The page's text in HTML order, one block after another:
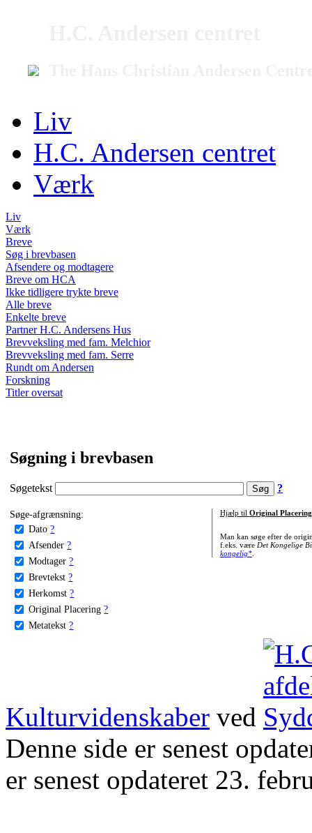
Liv
H.C. Andersen centret
Værk
Liv
Værk
Breve
Søg i brevbasen
Afsendere og modtagere
Breve om HCA
Ikke tidligere trykte breve
Alle breve
Enkelte breve
Partner H.C. Andersens Hus
Brevveksling med fam. Melchior
Brevveksling med fam. Serre
Rundt om Andersen
Forskning
Titler oversat
Søgning i brevbasen
Søgetekst ?
Søge-afgrænsning:
Dato ?
Afsender ?
Modtager ?
Brevtekst ?
Herkomst ?
Original Placering ?
Metatekst ?
Hjælp til Original Placering
Man kan søge efter de
f.eks. være Det Kongelige
kongelig*.
Kulturvidenskaber ved
Denne side er senest
er senest opdateret 23.